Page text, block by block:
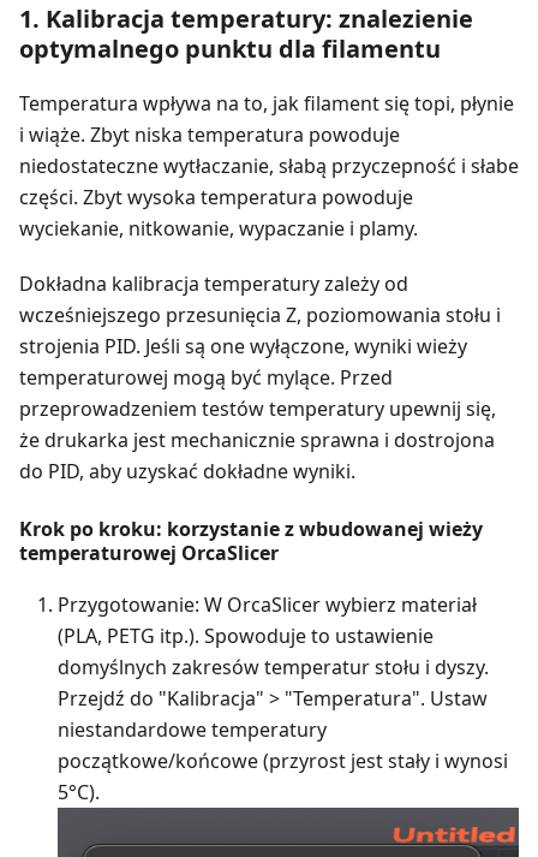
1. Kalibracja temperatury: znalezienie
optymalnego punktu dla filamentu
Temperatura wpływa na to, jak filament się topi, płynie
i wiąże. Zbyt niska temperatura powoduje
niedostateczne wytłaczanie, słabą przyczepność i słabe
części. Zbyt wysoka temperatura powoduje
wyciekanie, nitkowanie, wypaczanie i plamy.
Dokładna kalibracja temperatury zależy od
wcześniejszego przesunięcia Z, poziomowania stołu i
strojenia PID. Jeśli są one wyłączone, wyniki wieży
temperaturowej mogą być mylące. Przed
przeprowadzeniem testów temperatury upewnij się,
że drukarka jest mechanicznie sprawna i dostrojona
do PID, aby uzyskać dokładne wyniki.
Krok po kroku: korzystanie z wbudowanej wieży
temperaturowej OrcaSlicer
Przygotowanie: W OrcaSlicer wybierz materiał
(PLA, PETG itp.). Spowoduje to ustawienie
domyślnych zakresów temperatur stołu i dyszy.
Przejdź do "Kalibracja" > "Temperatura". Ustaw
niestandardowe temperatury
początkowe/końcowe (przyrost jest stały i wynosi
5°C).